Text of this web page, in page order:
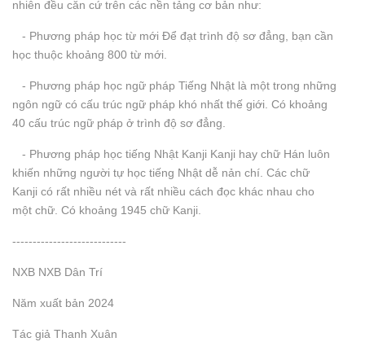
nhiên đều căn cứ trên các nền tảng cơ bản như:
- Phương pháp học từ mới Để đạt trình độ sơ đẳng, bạn cần
học thuộc khoảng 800 từ mới.
- Phương pháp học ngữ pháp Tiếng Nhật là một trong những
ngôn ngữ có cấu trúc ngữ pháp khó nhất thế giới. Có khoảng
40 cấu trúc ngữ pháp ở trình độ sơ đẳng.
- Phương pháp học tiếng Nhật Kanji Kanji hay chữ Hán luôn
khiến những người tự học tiếng Nhật dễ nản chí. Các chữ
Kanji có rất nhiều nét và rất nhiều cách đọc khác nhau cho
một chữ. Có khoảng 1945 chữ Kanji.
----------------------------
NXB NXB Dân Trí
Năm xuất bản 2024
Tác giả Thanh Xuân